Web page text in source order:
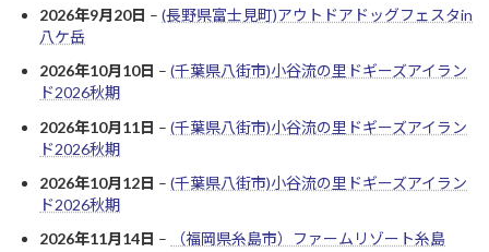
2026年9月20日 – (長野県富士見町)アウトドアドッグフェスタin
八ケ岳
2026年10月10日 – (千葉県八街市)小谷流の里ドギーズアイラン
ド2026秋期
2026年10月11日 – (千葉県八街市)小谷流の里ドギーズアイラン
ド2026秋期
2026年10月12日 – (千葉県八街市)小谷流の里ドギーズアイラン
ド2026秋期
2026年11月14日 –
（福岡県糸島市）ファームリゾート糸島